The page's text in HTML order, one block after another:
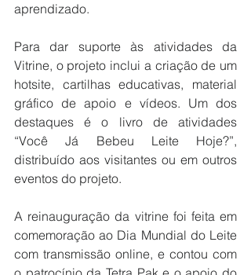
aprendizado.
Para dar suporte às atividades da
Vitrine, o projeto inclui a criação de um
hotsite, cartilhas educativas, material
gráfico de apoio e vídeos. Um dos
destaques é o livro de atividades
“Você Já Bebeu Leite Hoje?”,
distribuído aos visitantes ou em outros
eventos do projeto.
A reinauguração da vitrine foi feita em
comemoração ao Dia Mundial do Leite
com transmissão online, e contou com